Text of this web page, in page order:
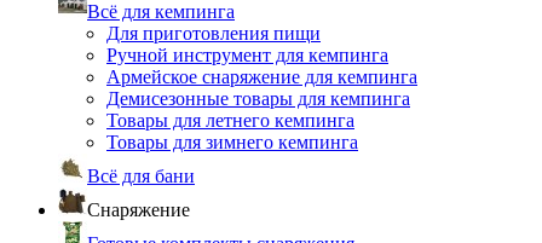
Всё для кемпинга
Для приготовления пищи
Ручной инструмент для кемпинга
Армейское снаряжение для кемпинга
Демисезонные товары для кемпинга
Товары для летнего кемпинга
Товары для зимнего кемпинга
Всё для бани
Снаряжение